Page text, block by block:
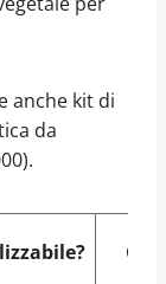
anche kit di
da